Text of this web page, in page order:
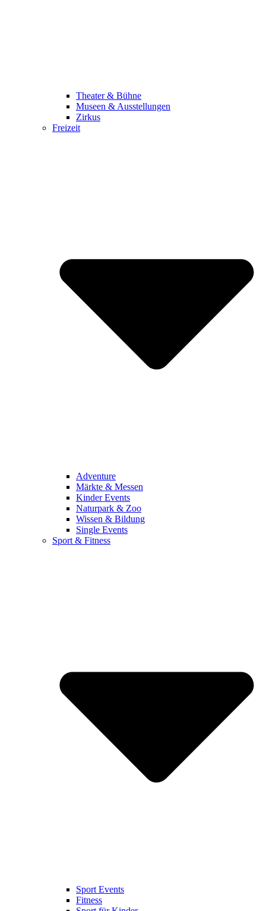
Theater & Bühne
Museen & Ausstellungen
Zirkus
Freizeit
Adventure
Märkte & Messen
Kinder Events
Naturpark & Zoo
Wissen & Bildung
Single Events
Sport & Fitness
Sport Events
Fitness